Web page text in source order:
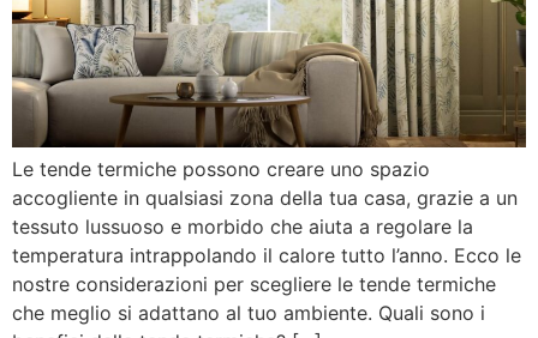
Le tende termiche possono creare uno spazio
accogliente in qualsiasi zona della tua casa, grazie a un
tessuto lussuoso e morbido che aiuta a regolare la
temperatura intrappolando il calore tutto l’anno. Ecco le
nostre considerazioni per scegliere le tende termiche
che meglio si adattano al tuo ambiente. Quali sono i